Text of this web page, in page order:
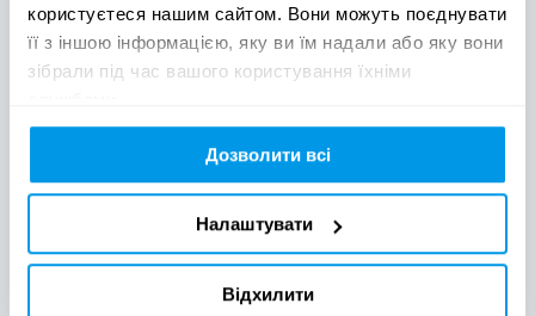
користуєтеся нашим сайтом. Вони можуть поєднувати
її з іншою інформацією, яку ви їм надали або яку вони
зібрали під час вашого користування їхніми
Дозволити всі
Налаштувати
Відхилити